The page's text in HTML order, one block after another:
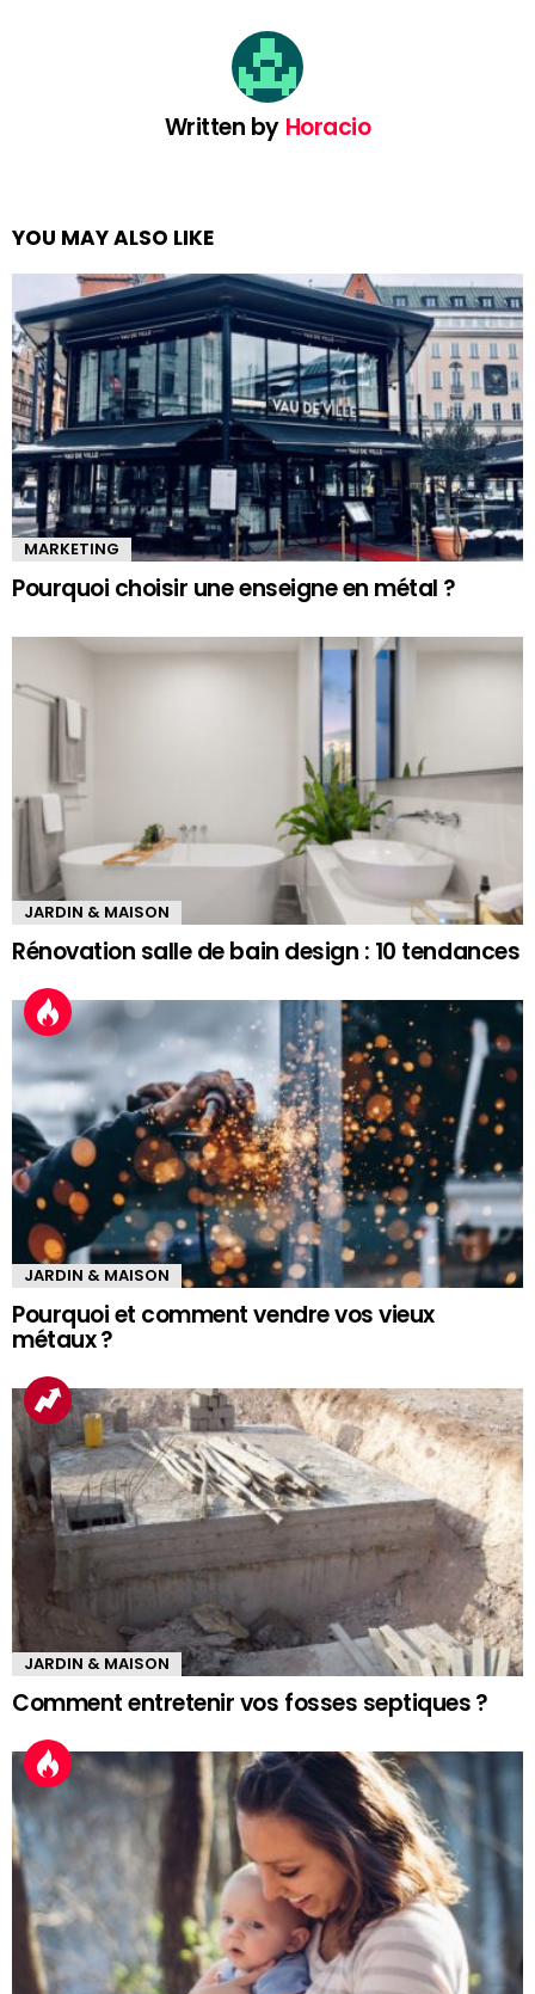
Written by Horacio
YOU MAY ALSO LIKE
MARKETING
Pourquoi choisir une enseigne en métal ?
JARDIN & MAISON
Rénovation salle de bain design : 10 tendances
JARDIN & MAISON
Pourquoi et comment vendre vos vieux
métaux ?
JARDIN & MAISON
Comment entretenir vos fosses septiques ?